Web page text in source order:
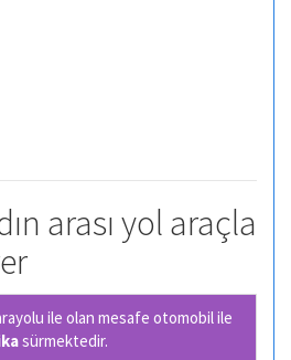
arası yol araçla
ile olan mesafe otomobil ile
sürmektedir.